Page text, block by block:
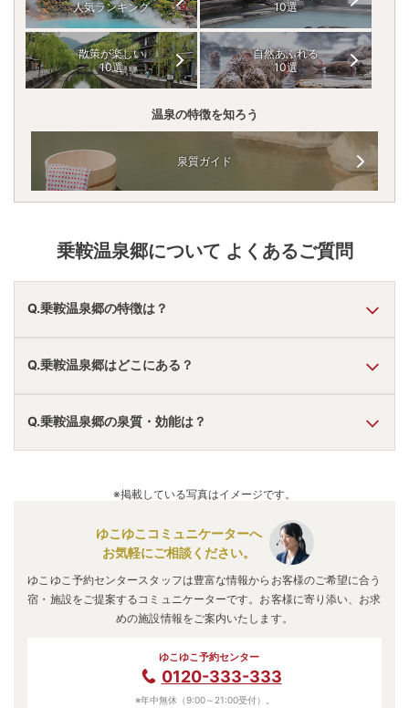
人気ランキング
10選
散策が楽しい
10選
自然あふれる
10選
温泉の特徴を知ろう
泉質ガイド
乗鞍温泉郷について よくあるご質問
Q.乗鞍温泉郷の特徴は？
A. 温泉・お湯の特徴はとろとろ
「静か・落ち着いた」「秘湯感がある」
Q.乗鞍温泉郷はどこにある？
A. 乗鞍温泉郷は、長野県松本市
車でお越しの方は、松本ICから約50分。
電車でお越しの方は、新島々駅からバスで約50分。
Q.乗鞍温泉郷の泉質・効能は？
冷え性、糖尿病、気管支炎、便秘、美肌などと言われてい
※掲載している写真はイメージです。
ゆこゆこコミュニケーターへ
お気軽にご相談ください。
ゆこゆこ予約センタースタッフは豊富な情報からお客様のご希望に合う
宿・施設をご提案するコミュニケーターです。お客様に寄り添い、お求
めの施設情報をご案内いたします。
ゆこゆこ予約センター
0120-333-333
※年中無休（9:00～21:00受付）。